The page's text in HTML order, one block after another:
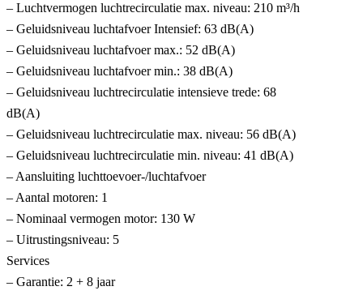
– Luchtvermogen luchtrecirculatie max. niveau: 210 m³/h
– Geluidsniveau luchtafvoer Intensief: 63 dB(A)
– Geluidsniveau luchtafvoer max.: 52 dB(A)
– Geluidsniveau luchtafvoer min.: 38 dB(A)
– Geluidsniveau luchtrecirculatie intensieve trede: 68
dB(A)
– Geluidsniveau luchtrecirculatie max. niveau: 56 dB(A)
– Geluidsniveau luchtrecirculatie min. niveau: 41 dB(A)
– Aansluiting luchttoevoer-/luchtafvoer
– Aantal motoren: 1
– Nominaal vermogen motor: 130 W
– Uitrustingsniveau: 5
Services
– Garantie: 2 + 8 jaar